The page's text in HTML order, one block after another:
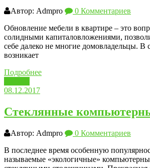
Автор: Admpro
0 Комментариев
Обновление мебели в квартире – это
солидными капиталовложениями,
себе далеко не многие домовладельцы. В
возникает
Подробнее
08.12.2017
Стеклянные
Автор: Admpro
0 Комментариев
В последнее время особенную
называемые «экологичные»